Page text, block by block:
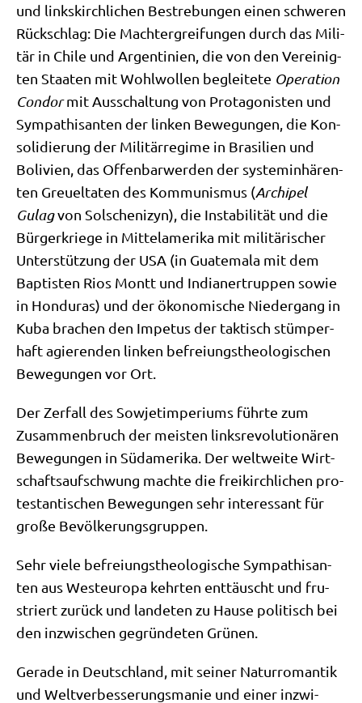
und links­kirch­li­chen Bestre­bun­gen einen schwe­ren
Rück­schlag: Die Macht­er­grei­fun­gen durch das Mili­
tär in Chi­le und Argen­ti­ni­en, die von den Ver­ei­nig­
ten Staa­ten mit Wohl­wol­len beglei­te­te Ope­ra­ti­on
Con­dormit Aus­schal­tung von Prot­ago­ni­sten und
Sym­pa­thi­san­ten der lin­ken Bewe­gun­gen, die Kon­
so­li­die­rung der Mili­tär­re­gime in Bra­si­li­en und
Boli­vi­en, das Offen­bar­wer­den der system­in­hä­ren­
ten Greu­el­ta­ten des Kom­mu­nis­mus (Archi­pel
Gulagvon Sol­sche­ni­zyn), die Insta­bi­li­tät und die
Bür­ger­krie­ge in Mit­tel­ame­ri­ka mit mili­tä­ri­scher
Unter­stüt­zung der USA (in Gua­te­ma­la mit dem
Bap­ti­sten Rios Montt und India­ner­trup­pen sowie
in Hon­du­ras) und der öko­no­mi­sche Nie­der­gang in
Kuba bra­chen den Impe­tus der tak­tisch stüm­per­
haft agie­ren­den lin­ken befrei­ungs­theo­lo­gi­schen
Bewe­gun­gen vor Ort.
Der Zer­fall des Sowjet­im­pe­ri­ums führ­te zum
Zusam­men­bruch der mei­sten links­re­vo­lu­tio­nä­ren
Bewe­gun­gen in Süd­ame­ri­ka. Der welt­wei­te Wirt­
schafts­auf­schwung mach­te die frei­kirch­li­chen pro­
te­stan­ti­schen Bewe­gun­gen sehr inter­es­sant für
gro­ße Bevölkerungsgruppen.
Sehr vie­le befrei­ungs­theo­lo­gi­sche Sym­pa­thi­san­
ten aus West­eu­ro­pa kehr­ten ent­täuscht und fru­
striert zurück und lan­de­ten zu Hau­se poli­tisch bei
den inzwi­schen gegrün­de­ten Grünen.
Gera­de in Deutsch­land, mit sei­ner Natur­ro­man­tik
und Welt­ver­bes­se­rungs­ma­nie und einer inzwi­